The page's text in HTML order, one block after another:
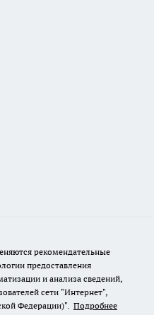
рекомендательные
предоставления
и анализа сведений,
сети "Интернет",
Федерации)". Подробнее